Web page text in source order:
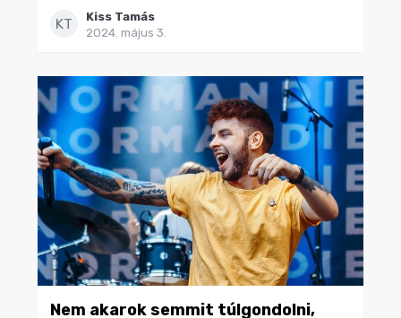
KT
Kiss Tamás
2024. május 3.
Nem akarok semmit túlgondolni,